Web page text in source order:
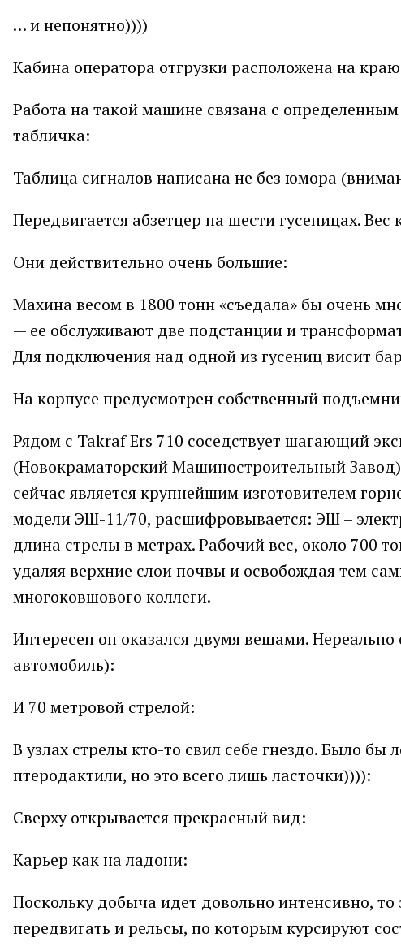
… и непонятно))))
Кабина оператора отгрузки расположена на
Работа на такой машине связана с
табличка:
Таблица сигналов написана не без юмора
Передвигается абзетцер на шести гусеницах.
Они действительно очень большие:
Махина весом в 1800 тонн «съедала» бы очень
— ее обслуживают две подстанции и
Для подключения над одной из гусениц висит
На корпусе предусмотрен собственный
Рядом с Takraf Ers 710 соседствует шагающий
(Новокраматорский Машиностроительный
сейчас является крупнейшим изготовителем
модели ЭШ-11/70, расшифровывается: ЭШ –
длина стрелы в метрах. Рабочий вес, около 700
удаляя верхние слои почвы и освобождая тем
многоковшового коллеги.
Интересен он оказался двумя вещами.
автомобиль):
И 70 метровой стрелой:
В узлах стрелы кто-то свил себе гнездо. Было бы
птеродактили, но это всего лишь ласточки)))):
Сверху открывается прекрасный вид:
Карьер как на ладони:
Поскольку добыча идет довольно интенсивно,
передвигать и рельсы, по которым курсируют